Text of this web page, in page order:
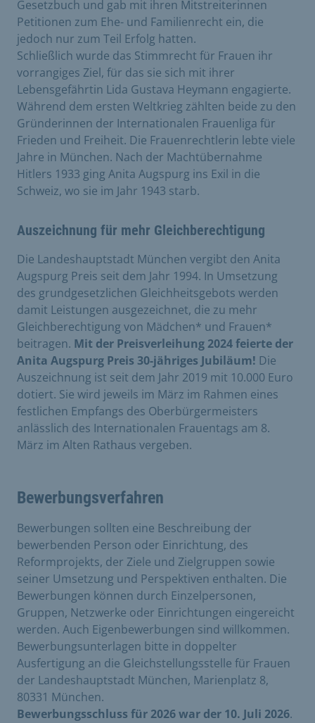
Gesetzbuch und gab mit ihren Mitstreiterinnen
Petitionen zum Ehe- und Familienrecht ein, die
jedoch nur zum Teil Erfolg hatten.
Schließlich wurde das Stimmrecht für Frauen ihr
vorrangiges Ziel, für das sie sich mit ihrer
Lebensgefährtin Lida Gustava Heymann engagierte.
Während dem ersten Weltkrieg zählten beide zu den
Gründerinnen der Internationalen Frauenliga für
Frieden und Freiheit. Die Frauenrechtlerin lebte viele
Jahre in München. Nach der Machtübernahme
Hitlers 1933 ging Anita Augspurg ins Exil in die
Schweiz, wo sie im Jahr 1943 starb.
Auszeichnung für mehr Gleichberechtigung
Die Landeshauptstadt München vergibt den Anita
Augspurg Preis seit dem Jahr 1994. In Umsetzung
des grundgesetzlichen Gleichheitsgebots werden
damit Leistungen ausgezeichnet, die zu mehr
Gleichberechtigung von Mädchen* und Frauen*
beitragen. Mit der Preisverleihung 2024 feierte der
Anita Augspurg Preis 30-jähriges Jubiläum! Die
Auszeichnung ist seit dem Jahr 2019 mit 10.000 Euro
dotiert. Sie wird jeweils im März im Rahmen eines
festlichen Empfangs des Oberbürgermeisters
anlässlich des Internationalen Frauentags am 8.
März im Alten Rathaus vergeben.
Bewerbungsverfahren
Bewerbungen sollten eine Beschreibung der
bewerbenden Person oder Einrichtung, des
Reformprojekts, der Ziele und Zielgruppen sowie
seiner Umsetzung und Perspektiven enthalten. Die
Bewerbungen können durch Einzelpersonen,
Gruppen, Netzwerke oder Einrichtungen eingereicht
werden. Auch Eigenbewerbungen sind willkommen.
Bewerbungsunterlagen bitte in doppelter
Ausfertigung an die Gleichstellungsstelle für Frauen
der Landeshauptstadt München, Marienplatz 8,
80331 München.
Bewerbungsschluss für 2026 war der 10. Juli 2026.